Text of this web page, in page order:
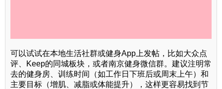
可以试试在本地生活社群或健身App上发帖，比如大众点
评、Keep的同城板块，或者南京健身微信群。建议注明常
去的健身房、训练时间（如工作日下班后或周末上午）和
主要目标（增肌、减脂或体能提升），这样更容易找到节